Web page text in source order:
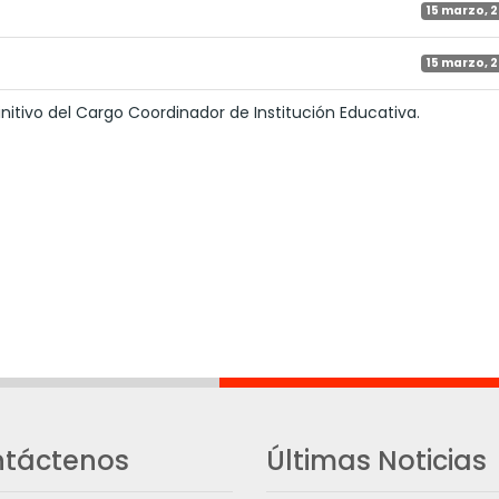
15 marzo,
15 marzo,
del Cargo Coordinador de Institución Educativa.
Últimas Noticias